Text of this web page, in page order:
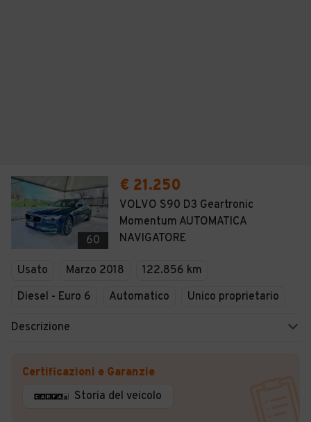
60
€ 21.250
VOLVO S90 D3 Geartronic
Momentum AUTOMATICA
NAVIGATORE
Usato Marzo 2018
122.856 km
Diesel - Euro 6
Automatico Unico proprietario
Descrizione
Certificazioni e Garanzie
Storia del veicolo